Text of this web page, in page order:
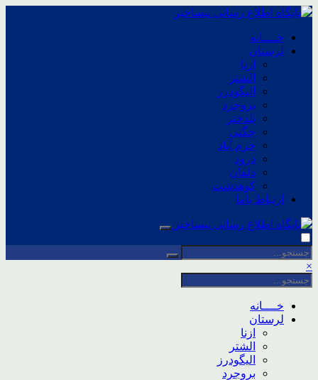
خــــانه
لرستان
ازنا
الشتر
الیگودرز
بروجرد
پلدختر
چگنی
خرم آباد
درود
دلفان
کوهدشت
ارتباط باما
×
خــــانه
لرستان
ازنا
الشتر
الیگودرز
بروجرد